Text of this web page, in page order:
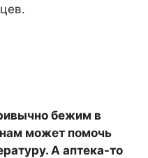
бежим в
нам может помочь
А аптека-то